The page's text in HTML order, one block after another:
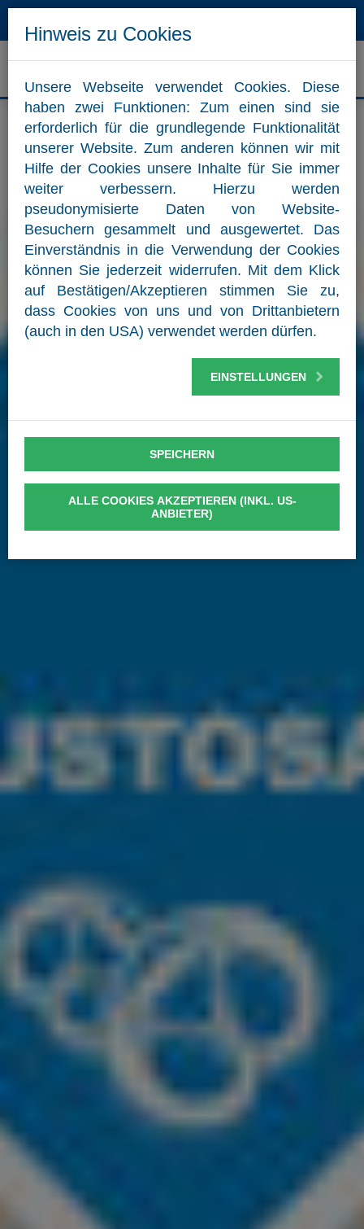
Hinweis zu Cookies
Unsere Webseite verwendet Cookies. Diese
haben zwei Funktionen: Zum einen sind sie
erforderlich für die grundlegende Funktionalität
unserer Website. Zum anderen können wir mit
Hilfe der Cookies unsere Inhalte für Sie immer
weiter verbessern. Hierzu werden
pseudonymisierte Daten von Website-
Besuchern gesammelt und ausgewertet. Das
Einverständnis in die Verwendung der Cookies
können Sie jederzeit widerrufen. Mit dem Klick
auf Bestätigen/Akzeptieren stimmen Sie zu,
dass Cookies von uns und von Drittanbietern
(auch in den USA) verwendet werden dürfen.
EINSTELLUNGEN
SPEICHERN
ALLE COOKIES AKZEPTIEREN (INKL. US-
ANBIETER)